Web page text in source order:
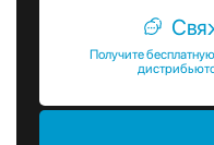
Получите